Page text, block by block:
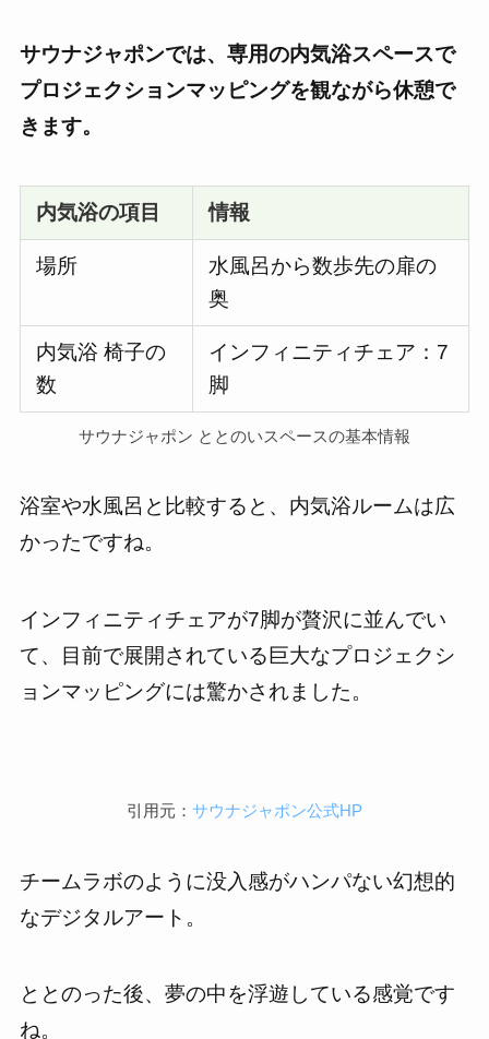
サウナジャポンでは、専用の内気浴スペースで
プロジェクションマッピングを観ながら休憩で
きます。
内気浴の項目 情報
場所
水風呂から数歩先の扉の
奥
内気浴 椅子の
数
インフィニティチェア：7
脚
サウナジャポン ととのいスペースの基本情報
浴室や水風呂と比較すると、内気浴ルームは広
かったですね。
インフィニティチェアが7脚が贅沢に並んでい
て、目前で展開されている巨大なプロジェクシ
ョンマッピングには驚かされました。
引用元： サウナジャポン公式HP
チームラボのように没入感がハンパない幻想的
なデジタルアート。
ととのった後、夢の中を浮遊している感覚です
ね。